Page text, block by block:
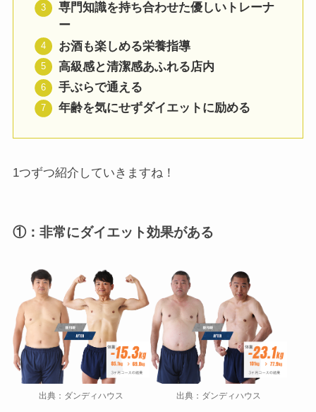
専門知識を持ち合わせた優しいトレーナ
ー
お酒も楽しめる栄養指導
高級感と清潔感あふれる店内
手ぶらで通える
年齢を気にせずダイエットに励める
1つずつ紹介していきますね！
①：非常にダイエット効果がある
出典：ダンディハウス 出典：ダンディハウス